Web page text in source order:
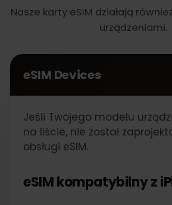
Nasze karty eSIM działają
urządzeniami.
eSIM Devices
Jeśli Twojego modelu
na liście, nie został
obsługi eSIM.
eSIM kompatybilny z